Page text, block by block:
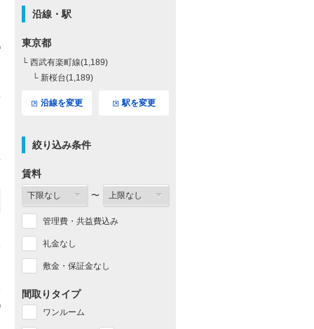
沿線・駅
東京都
└ 西武有楽町線(1,189)
└ 新桜台(1,189)
沿線を変更 駅を変更
絞り込み条件
賃料
〜
管理費・共益費込み
礼金なし
敷金・保証金なし
間取りタイプ
ワンルーム